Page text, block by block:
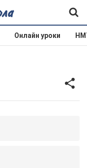
Онлайн уроки